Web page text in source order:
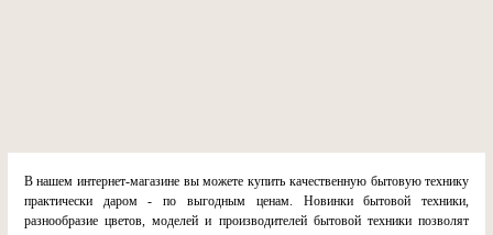
В нашем интернет-магазине вы можете купить качественную бытовую технику
практически даром - по выгодным ценам. Новинки бытовой техники,
разнообразие цветов, моделей и производителей бытовой техники позволят